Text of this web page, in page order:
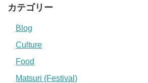
カテゴリー
Blog
Culture
Food
Matsuri (Festival)